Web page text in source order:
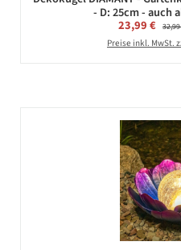
- D: 25cm - auch
23,99 €
Preise inkl. MwSt.